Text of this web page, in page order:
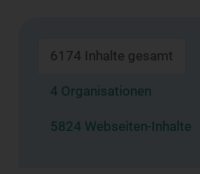
6174 Inhalte gesamt
4 Organisationen
5824 Webseiten-Inhalte